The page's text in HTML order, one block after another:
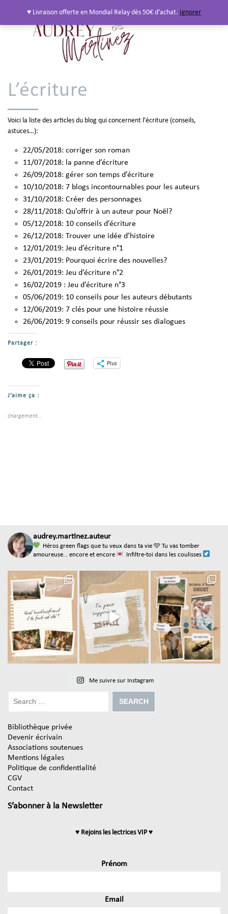
L’écriture
Voici la liste des articles du blog qui concernent l’écriture (conseils,
astuces…):
22/05/2018: corriger son roman
11/07/2018: la panne d’écriture
26/09/2018: gérer son temps d’écriture
10/10/2018: 7 blogs incontournables pour les auteurs
31/10/2018: Créer des personnages
28/11/2018: Qu’offrir à un auteur pour Noël?
05/12/2018: 10 conseils d’écriture
26/12/2018: Trouver une idée d’histoire
12/01/2019: Jeu d’écriture n°1
23/01/2019: Pourquoi écrire des nouvelles?
26/01/2019: Jeu d’écriture n°2
16/02/2019 : Jeu d’écriture n°3
05/06/2019: 10 conseils pour les auteurs débutants
12/06/2019: 7 clés pour une histoire réussie
26/06/2019: 9 conseils pour réussir ses dialogues
Partager :
Plus
J’aime ça :
chargement…
audrey.martinez.auteur
Héros green flags que tu veux dans ta vie 🩵 Tu vas tomber
amoureuse... encore et encore
Infiltre-toi dans les coulisses
Me suivre sur Instagram
Bibliothèque privée
Devenir écrivain
Associations soutenues
Mentions légales
Politique de confidentialité
CGV
Contact
S’abonner à la Newsletter
♥ Rejoins les lectrices VIP ♥
Prénom
Email
♥ Livraison offerte en Mondial Relay dès 50€ d'achat. Ignorer